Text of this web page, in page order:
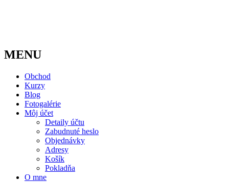
MENU
Obchod
Kurzy
Blog
Fotogalérie
Môj účet
Detaily účtu
Zabudnuté heslo
Objednávky
Adresy
Košík
Pokladňa
O mne